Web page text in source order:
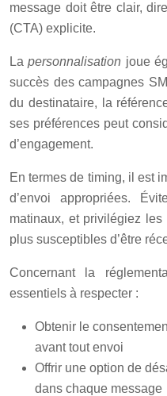
message doit être clair,
(CTA) explicite.
Lapersonnalisation joue
succès des campagnes
du destinataire, la
ses préférences peut
d’engagement.
En termes de timing, il est
d’envoi appropriées.
matinaux, et privilégiez
plus susceptibles d’être
Concernant la
essentiels à respecter :
Obtenir le
avant tout envoi
Offrir une option de
dans chaque message